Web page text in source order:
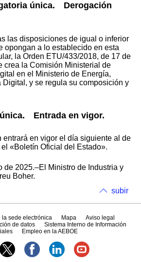
única. Derogación
las disposiciones de igual o inferior
opongan a lo establecido en esta
la Orden ETU/433/2018, de 17 de
crea la Comisión Ministerial de
en el Ministerio de Energía,
Digital, y se regula su composición y
Entrada en vigor.
entrará en vigor el día siguiente al de
«Boletín Oficial del Estado».
de 2025.–El Ministro de Industria y
Boher.
subir
la sede electrónica Mapa
Aviso legal
de datos
Sistema Interno de Información
Empleo en la AEBOE